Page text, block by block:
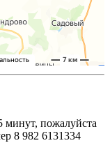
минут, пожалуйста
8 982 6131334